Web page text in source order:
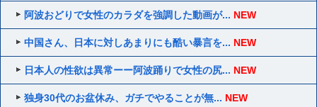
阿波おどりで女性のカラダを強調した動画が... NEW
中国さん、日本に対しあまりにも酷い暴言を... NEW
日本人の性欲は異常ーー阿波踊りで女性の尻... NEW
独身30代のお盆休み、ガチでやることが無... NEW